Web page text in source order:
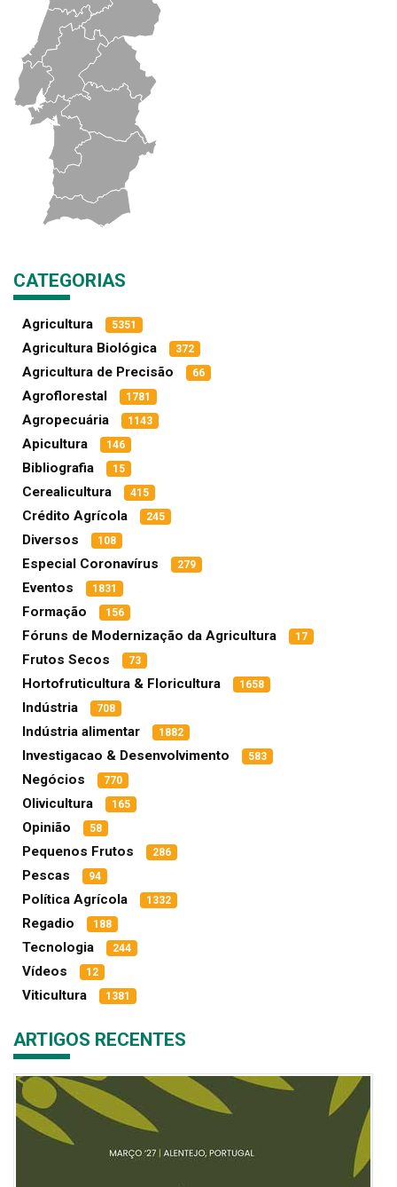
CATEGORIAS
Agricultura 5351
Agricultura Biológica 372
Agricultura de Precisão 66
Agroflorestal 1781
Agropecuária 1143
Apicultura 146
Bibliografia 15
Cerealicultura 415
Crédito Agrícola 245
Diversos 108
Especial Coronavírus 279
Eventos 1831
Formação 156
Fóruns de Modernização da Agricultura 17
Frutos Secos 73
Hortofruticultura & Floricultura 1658
Indústria 708
Indústria alimentar 1882
Investigacao & Desenvolvimento 583
Negócios 770
Olivicultura 165
Opinião 58
Pequenos Frutos 286
Pescas 94
Política Agrícola 1332
Regadio 188
Tecnologia 244
Vídeos 12
Viticultura 1381
ARTIGOS RECENTES